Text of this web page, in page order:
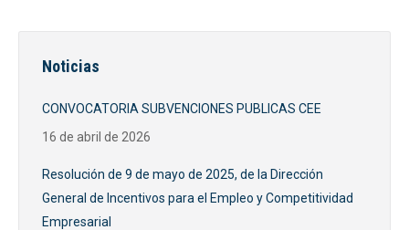
entre
publicaciones
Noticias
CONVOCATORIA SUBVENCIONES PUBLICAS CEE
16 de abril de 2026
Resolución de 9 de mayo de 2025, de la Dirección
General de Incentivos para el Empleo y Competitividad
Empresarial